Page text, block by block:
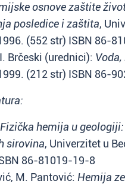
osnove zaštite
posledice i zaštita,
(552 str) ISBN 86-
Brčeski (urednici):
(212 str) ISBN 86-
Fizička hemija u
sirovina, Univerzitet u
86-81019-19-8
M. Pantović: Hemija